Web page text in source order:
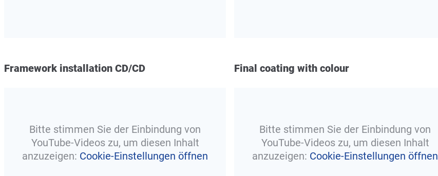
Framework installation CD/CD
Bitte stimmen Sie der Einbindung von
YouTube-Videos zu, um diesen Inhalt
anzuzeigen: Cookie-Einstellungen öffnen
Final coating with colour
Bitte stimmen Sie der Einbindung von
YouTube-Videos zu, um diesen Inhalt
anzuzeigen: Cookie-Einstellungen öffnen